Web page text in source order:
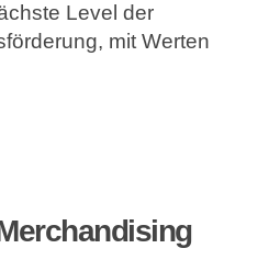
Level der
mit Werten